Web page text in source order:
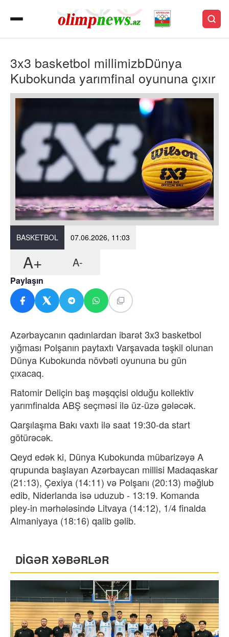
3x3 basketbol millimizbDünya
Kubokunda yarımfinal oyununa çıxır
BASKETBOL 07.06.2026, 11:03
A+ A-
Paylaşın
Azərbaycanın qadınlardan ibarət 3x3 basketbol
yığması Polşanın paytaxtı Varşavada təşkil olunan
Dünya Kubokunda növbəti oyununa bu gün
çıxacaq.
Ratomir Deliçin baş məşqçisi olduğu kollektiv
yarımfinalda ABŞ seçməsi ilə üz-üzə gələcək.
Qarşılaşma Bakı vaxtı ilə saat 19:30-da start
götürəcək.
Qeyd edək ki, Dünya Kubokunda mübarizəyə A
qrupunda başlayan Azərbaycan millisi Madaqaskar
(21:13), Çexiya (14:11) və Polşanı (20:13) məğlub
edib, Niderlanda isə uduzub - 13:19. Komanda
pley-in mərhələsində Litvaya (14:12), 1/4 finalda
Almaniyaya (18:16) qalib gəlib.
DİGƏR XƏBƏRLƏR